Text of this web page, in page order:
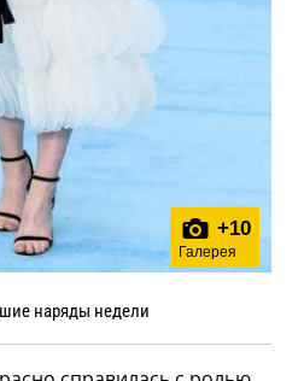
+10
Галерея
наряды недели